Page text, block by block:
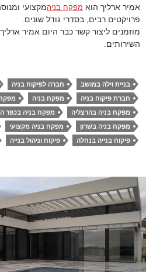
אמיר ארליך הוא מפקח בניהמקצועי
פרויקטים רבים, בסדרי גודל שונים.
מוזמנים ליצור קשר כבר היום אמיר
השירותים.
בניית וילה במושב חברה לפיקוח בניה
חברת פיקוח בניה
מפקח בניה
מפקח
מפקח בניה בהרצליה
מפקח בניה בכפר
מפקח בניה בשרון
מפקח בניה מקצועי
פיקוח בנייה בנחלה
פיקוח וניהול בנייה